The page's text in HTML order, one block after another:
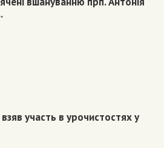
участь в урочистостях у